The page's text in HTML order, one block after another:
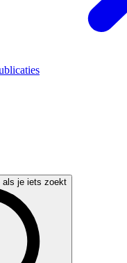
als je iets zoekt